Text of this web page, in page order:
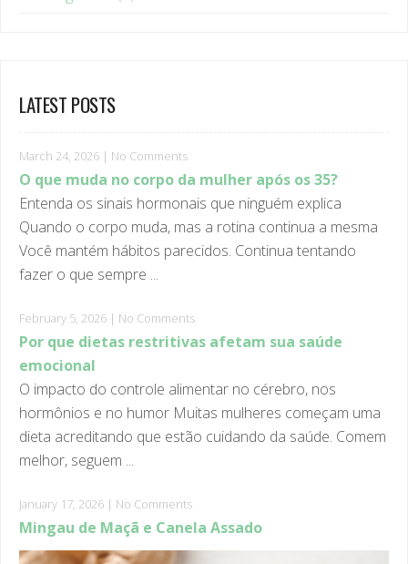
O que muda no corpo da mulher após os 35?
Entenda os sinais hormonais que ninguém explica
Quando o corpo muda, mas a rotina continua a mesma
Você mantém hábitos parecidos. Continua tentando
fazer o que sempre ...
Por que dietas restritivas afetam sua saúde
emocional
O impacto do controle alimentar no cérebro, nos
hormônios e no humor Muitas mulheres começam uma
dieta acreditando que estão cuidando da saúde. Comem
melhor, seguem ...
Mingau de Maçã e Canela Assado